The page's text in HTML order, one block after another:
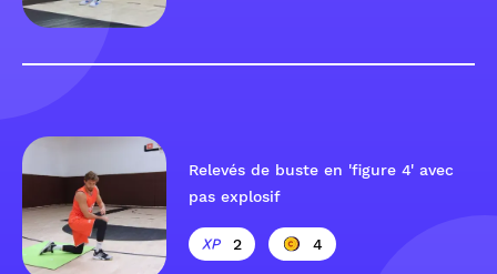
Relevés de buste en 'figure 4' avec
pas explosif
2 4